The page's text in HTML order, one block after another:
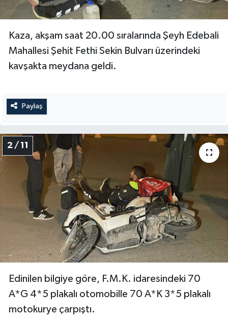
Kaza, akşam saat 20.00 sıralarında Şeyh Edebali
Mahallesi Şehit Fethi Sekin Bulvarı üzerindeki
kavşakta meydana geldi.
Paylaş
2 / 11
Edinilen bilgiye göre, F.M.K. idaresindeki 70
A*G 4*5 plakalı otomobille 70 A*K 3*5 plakalı
motokurye çarpıştı.